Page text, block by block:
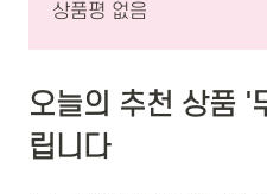
상품평 없음
오늘의 추천 상품 '
립니다